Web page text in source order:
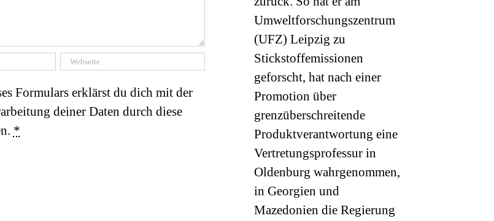
Formulars erklärst du dich mit der
deiner Daten durch diese
*
Umweltforschungszentrum
(UFZ) Leipzig zu
Stickstoffemissionen
geforscht, hat nach einer
Promotion über
grenzüberschreitende
Produktverantwortung eine
Vertretungsprofessur in
Oldenburg wahrgenommen,
in Georgien und
Mazedonien die Regierung